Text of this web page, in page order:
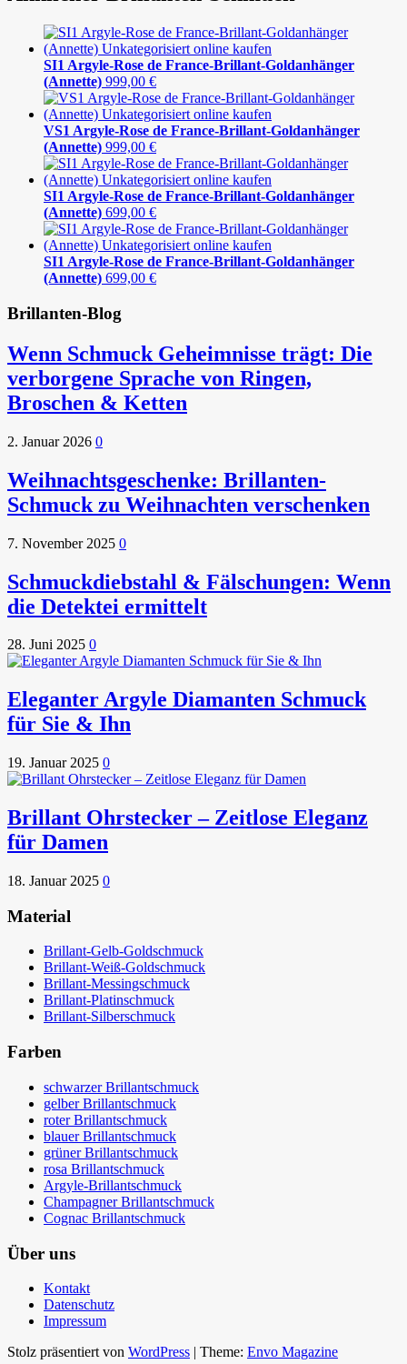
SI1 Argyle-Rose de France-Brillant-Goldanhänger
(Annette) 999,00 €
VS1 Argyle-Rose de France-Brillant-Goldanhänger
(Annette) 999,00 €
SI1 Argyle-Rose de France-Brillant-Goldanhänger
(Annette) 699,00 €
SI1 Argyle-Rose de France-Brillant-Goldanhänger
(Annette) 699,00 €
Brillanten-Blog
Wenn Schmuck Geheimnisse trägt: Die
verborgene Sprache von Ringen,
Broschen & Ketten
2. Januar 2026 0
Weihnachtsgeschenke: Brillanten-
Schmuck zu Weihnachten verschenken
7. November 2025 0
Schmuckdiebstahl & Fälschungen: Wenn
die Detektei ermittelt
28. Juni 2025 0
Eleganter Argyle Diamanten Schmuck
für Sie & Ihn
19. Januar 2025 0
Brillant Ohrstecker – Zeitlose Eleganz
für Damen
18. Januar 2025 0
Material
Brillant-Gelb-Goldschmuck
Brillant-Weiß-Goldschmuck
Brillant-Messingschmuck
Brillant-Platinschmuck
Brillant-Silberschmuck
Farben
schwarzer Brillantschmuck
gelber Brillantschmuck
roter Brillantschmuck
blauer Brillantschmuck
grüner Brillantschmuck
rosa Brillantschmuck
Argyle-Brillantschmuck
Champagner Brillantschmuck
Cognac Brillantschmuck
Über uns
Kontakt
Datenschutz
Impressum
Stolz präsentiert von WordPress | Theme: Envo Magazine